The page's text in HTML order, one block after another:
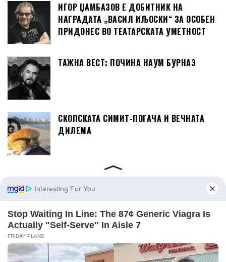
ИГОР ЏАМБАЗОВ Е ДОБИТНИК НА
НАГРАДАТА „ВАСИЛ ИЉОСКИ“ ЗА ОСОБЕН
ПРИДОНЕС ВО ТЕАТАРСКАТА УМЕТНОСТ
ТАЖНА ВЕСТ: ПОЧИНА НАУМ БУРНАЗ
СКОПСКАТА СИМИТ-ПОГАЧА И ВЕЧНАТА
ДИЛЕМА